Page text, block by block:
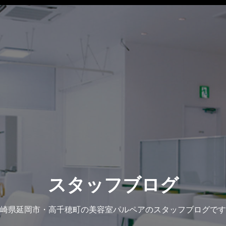
スタッフブログ
県延岡市・高千穂町の美容室パルペアのスタッフブログで